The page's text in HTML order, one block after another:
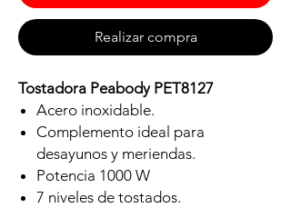
Realizar compra
Tostadora Peabody PET8127
Acero inoxidable.
Complemento ideal para
desayunos y meriendas.
Potencia 1000 W
7 niveles de tostados.